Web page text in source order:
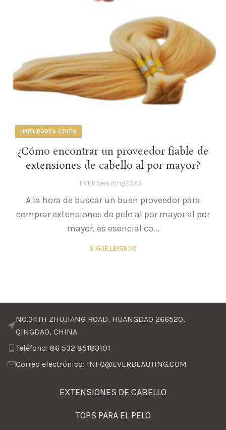
HABILIDADES ÚTILES
¿Cómo encontrar un proveedor fiable de
extensiones de cabello al por mayor?
EVERbeauting2023
A la hora de buscar un buen proveedor para
comprar extensiones de pelo al por mayor al por
mayor, es esencial co...
SIGUE LEYENDO
NO.34TH ZHUJIANG ROAD, HUANGDAO 266520,
QINGDAO, CHINA
Teléfono: 86 532 85183101
Correo electrónico: INFO@EVERBEAUTING.COM
EXTENSIONES DE CABELLO
TOPS PARA EL PELO